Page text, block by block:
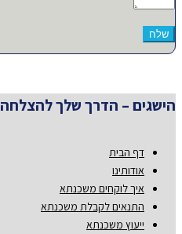
הישגים – הדרך שלך להצלחה
דף הבית
אודותינו
איך לוקחים משכנתא
התנאים לקבלת משכנתא
ייעוץ משכנתא